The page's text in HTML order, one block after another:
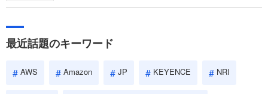
やこれまでの成果を具体的に問われるほか、「人間性」も評価
しょう。
最近話題のキーワード
AWS Amazon JP KEYENCE NRI